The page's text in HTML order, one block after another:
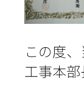
この度
工事本